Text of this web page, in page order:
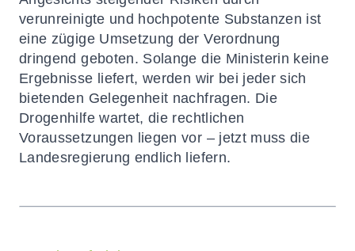
verunreinigte und hochpotente Substanzen ist
eine zügige Umsetzung der Verordnung
dringend geboten. Solange die Ministerin keine
Ergebnisse liefert, werden wir bei jeder sich
bietenden Gelegenheit nachfragen. Die
Drogenhilfe wartet, die rechtlichen
Voraussetzungen liegen vor – jetzt muss die
Landesregierung endlich liefern.